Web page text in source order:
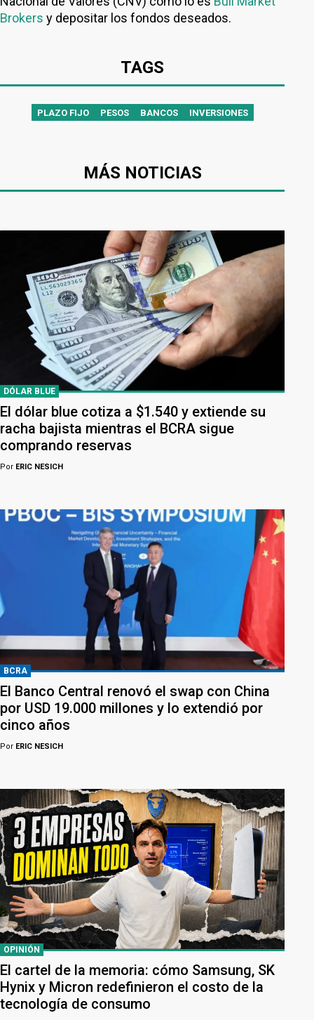
Brokers y depositar los fondos deseados.
TAGS
PLAZO FIJO PESOS BANCOS INVERSIONES
MÁS NOTICIAS
DÓLAR BLUE
El dólar blue cotiza a $1.540 y extiende su
racha bajista mientras el BCRA sigue
comprando reservas
Por ERIC NESICH
BCRA
El Banco Central renovó el swap con China
por USD 19.000 millones y lo extendió por
cinco años
Por ERIC NESICH
OPINIÓN
El cartel de la memoria: cómo Samsung, SK
Hynix y Micron redefinieron el costo de la
tecnología de consumo